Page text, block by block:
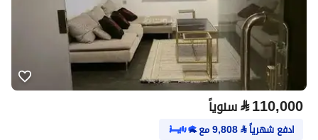
⃁110,000 سنوياً
ادفع شهرياً⃁
9,808مع